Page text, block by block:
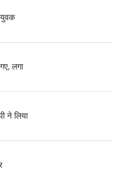
युवक
लगा
ने लिया